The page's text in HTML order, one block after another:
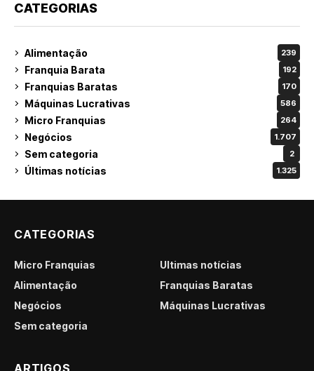
CATEGORIAS
Alimentação 239
Franquia Barata 192
Franquias Baratas 170
Máquinas Lucrativas 586
Micro Franquias 264
Negócios 1.707
Sem categoria 2
Últimas notícias 1.325
CATEGORIAS
Micro Franquias
Últimas notícias
Alimentação
Franquias Baratas
Negócios
Máquinas Lucrativas
Sem categoria